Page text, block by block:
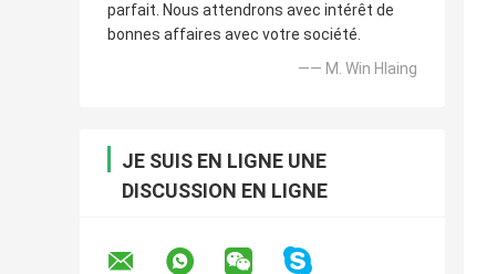
parfait. Nous attendrons avec intérêt de
bonnes affaires avec votre société.
—— M. Win Hlaing
JE SUIS EN LIGNE UNE
DISCUSSION EN LIGNE